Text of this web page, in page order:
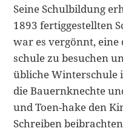
Seine Schulbildung
1893 fertiggestellten
war es vergönnt,
schule zu besuchen
übliche Winterschule
die Bauernknechte
und Toen-hake den
Schreiben